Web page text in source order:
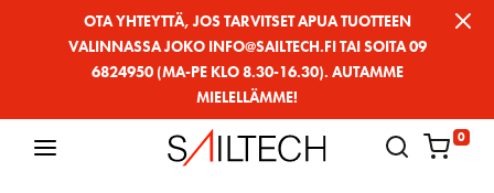
OTA YHTEYTTÄ, JOS TARVITSET APUA TUOTTEEN
VALINNASSA JOKO INFO@SAILTECH.FI TAI SOITA 09
6824950 (MA-PE KLO 8.30-16.30). AUTAMME
MIELELLÄMME!
0